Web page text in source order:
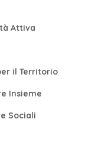
Attiva
il Territorio
Insieme
Sociali